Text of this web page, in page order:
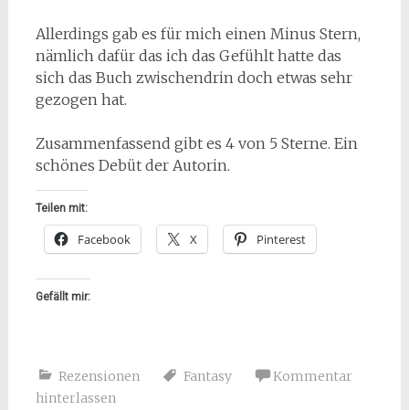
Allerdings gab es für mich einen Minus Stern,
nämlich dafür das ich das Gefühlt hatte das
sich das Buch zwischendrin doch etwas sehr
gezogen hat.
Zusammenfassend gibt es 4 von 5 Sterne. Ein
schönes Debüt der Autorin.
Teilen mit:
Facebook X Pinterest
Gefällt mir:
Rezensionen Fantasy
Kommentar
hinterlassen